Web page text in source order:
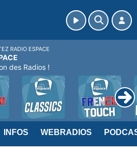
INFOS WEBRADIOS
RADIO ESPACE
des Radios !